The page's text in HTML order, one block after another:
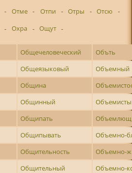
- Отме - Отпи - Отры - Отсю
-
- Охра - Ощут -
Общечеловеческий
Объть
Общеязыковый
Объемный
Община
Общинный
Общипать
Общипывать
Объемно-
Общительность
Объемно-
Общительный
Объемно-